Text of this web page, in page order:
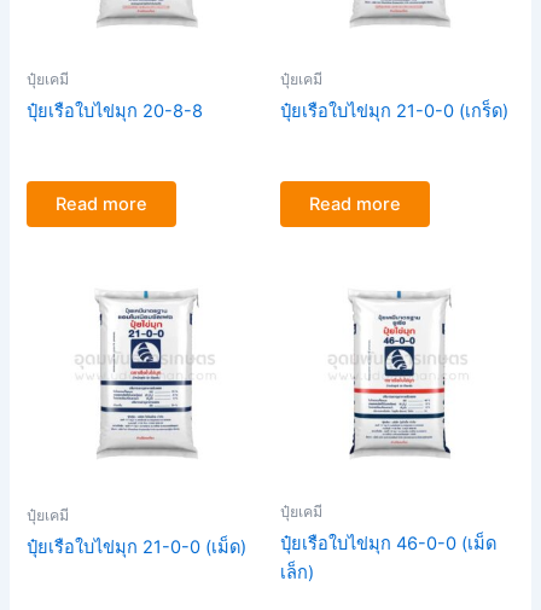
ปุ๋ยเคมี
ปุ๋ยเรือใบไข่มุก 20-8-8
Read more
ปุ๋ยเคมี
ปุ๋ยเรือใบไข่มุก 21-0-0 (เกร็ด)
Read more
ปุ๋ยเคมี
ปุ๋ยเรือใบไข่มุก 21-0-0 (เม็ด)
ปุ๋ยเคมี
ปุ๋ยเรือใบไข่มุก 46-0-0 (เม็ด
เล็ก)